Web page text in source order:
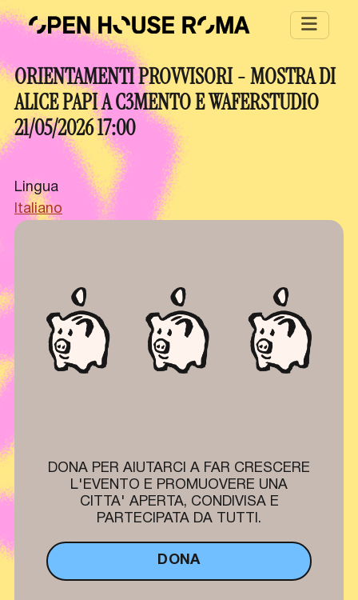
Salta al contenuto principale
ORIENTAMENTI PROVVISORI - MOSTRA DI
ALICE PAPI A C3MENTO E WAFERSTUDIO
21/05/2026 17:00
Lingua
Italiano
DONA PER AIUTARCI A FAR CRESCERE
L'EVENTO E PROMUOVERE UNA
CITTA' APERTA, CONDIVISA E
PARTECIPATA DA TUTTI.
DONA